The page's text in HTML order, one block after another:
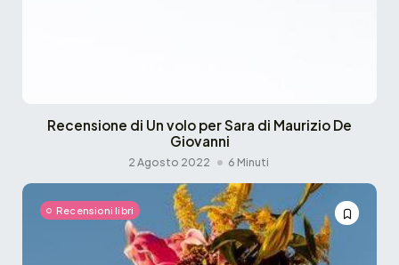
Recensione di Un volo per Sara di Maurizio De
Giovanni
2 Agosto 2022 6 Minuti
Recensioni libri